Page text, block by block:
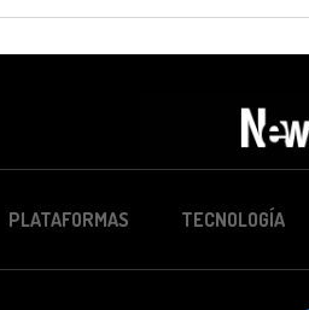
PLATAFORMAS TECNOLOGÍA